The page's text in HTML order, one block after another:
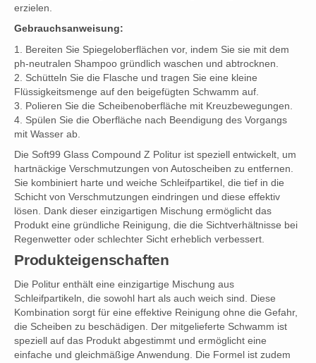
erzielen.
Gebrauchsanweisung:
1. Bereiten Sie Spiegeloberflächen vor, indem Sie sie mit dem
ph-neutralen Shampoo gründlich waschen und abtrocknen.
2. Schütteln Sie die Flasche und tragen Sie eine kleine
Flüssigkeitsmenge auf den beigefügten Schwamm auf.
3. Polieren Sie die Scheibenoberfläche mit Kreuzbewegungen.
4. Spülen Sie die Oberfläche nach Beendigung des Vorgangs
mit Wasser ab.
Die Soft99 Glass Compound Z Politur ist speziell entwickelt, um
hartnäckige Verschmutzungen von Autoscheiben zu entfernen.
Sie kombiniert harte und weiche Schleifpartikel, die tief in die
Schicht von Verschmutzungen eindringen und diese effektiv
lösen. Dank dieser einzigartigen Mischung ermöglicht das
Produkt eine gründliche Reinigung, die die Sichtverhältnisse bei
Regenwetter oder schlechter Sicht erheblich verbessert.
Produkteigenschaften
Die Politur enthält eine einzigartige Mischung aus
Schleifpartikeln, die sowohl hart als auch weich sind. Diese
Kombination sorgt für eine effektive Reinigung ohne die Gefahr,
die Scheiben zu beschädigen. Der mitgelieferte Schwamm ist
speziell auf das Produkt abgestimmt und ermöglicht eine
einfache und gleichmäßige Anwendung. Die Formel ist zudem